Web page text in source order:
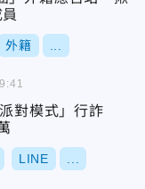
外籍
對模式」行詐
LINE